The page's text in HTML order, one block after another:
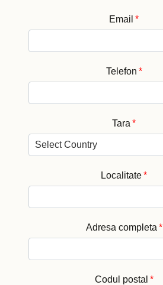
Email *
Telefon *
Tara *
Localitate*
Adresa completa *
Codul postal *